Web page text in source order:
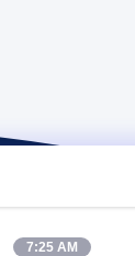
7:25 AM